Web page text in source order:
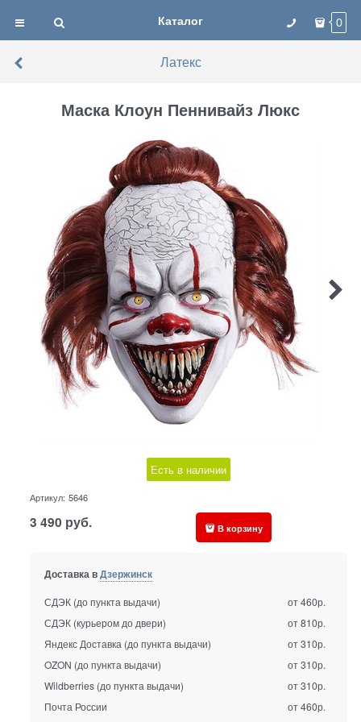
Каталог 0
Латекс
Маска Клоун Пеннивайз Люкс
Есть в наличии
Артикул: 5646
3 490 руб. В корзину
Доставка вДзержинск
СДЭК (до пункта выдачи)
от 460р.
СДЭК (курьером до двери)
от 810р.
Яндекс Доставка (до пункта выдачи)
от 310р.
OZON (до пункта выдачи)
от 310р.
Wildberries (до пункта выдачи)
от 310р.
Почта России
от 460р.